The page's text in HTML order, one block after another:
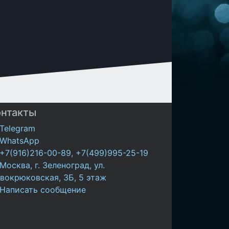
00-89, +7(499)995-25-19
г. Зеленоград, ул.
3Б, 5 этаж
сообщение